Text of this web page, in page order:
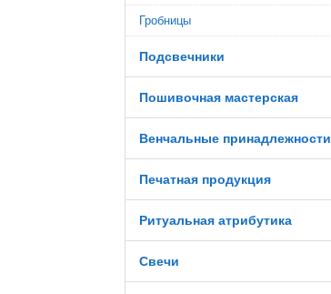
Гробницы
Подсвечники
Пошивочная мастерская
Венчальные принадлежности
Печатная продукция
Ритуальная атрибутика
Свечи